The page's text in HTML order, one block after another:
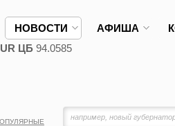
НОВОСТИ АФИША
ЦБ 94.0585